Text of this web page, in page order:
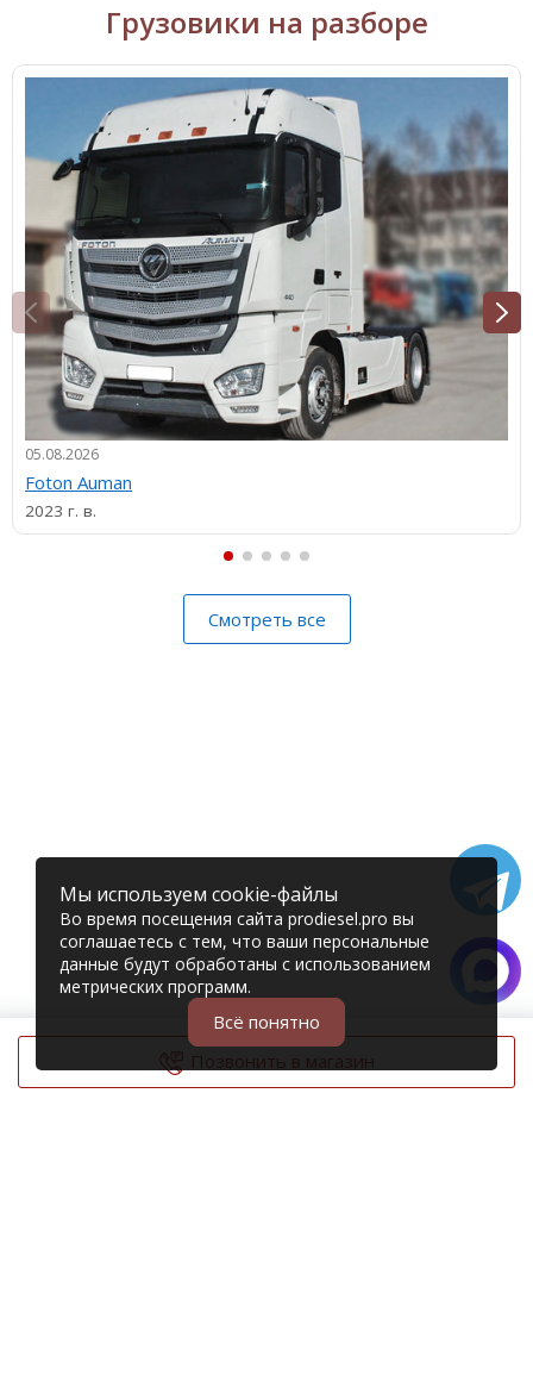
Позвонить в магазин
Грузовики на разборе
05.08.2026
Foton Auman
2023 г. в.
Смотреть все
© 2006 – 2026 Prodiesel
Мы используем cookie-файлы
Во время посещения сайта prodiesel.pro вы
соглашаетесь с тем, что ваши персональные
данные будут обработаны с использованием
метрических программ.
Всё понятно